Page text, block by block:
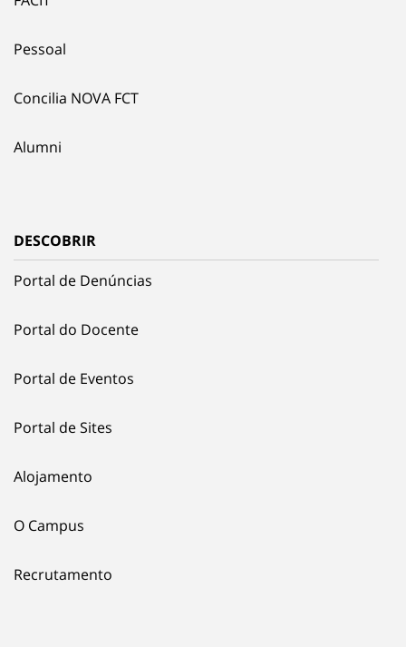
Pessoal
Concilia NOVA FCT
Alumni
DESCOBRIR
Portal de Denúncias
Portal do Docente
Portal de Eventos
Portal de Sites
Alojamento
O Campus
Recrutamento